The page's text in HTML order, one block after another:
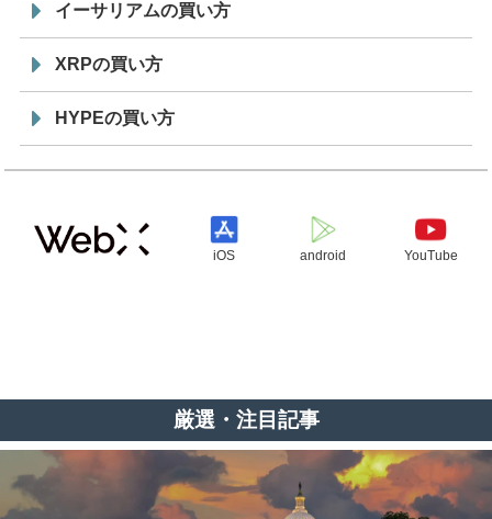
イーサリアムの買い方
XRPの買い方
HYPEの買い方
iOS android YouTube
厳選・注目記事